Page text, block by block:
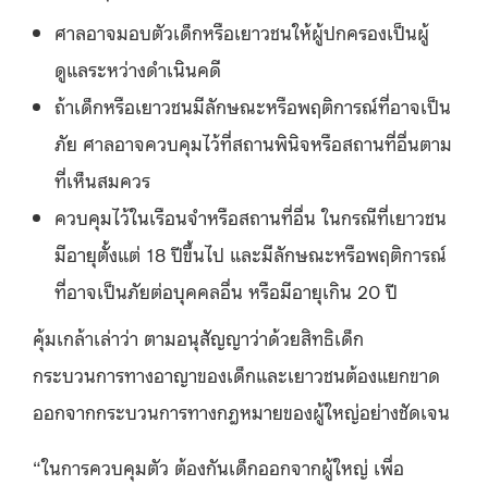
ศาลอาจมอบตัวเด็กหรือเยาวชนให้ผู้ปกครองเป็นผู้
ดูแลระหว่างดำเนินคดี
ถ้าเด็กหรือเยาวชนมีลักษณะหรือพฤติการณ์ที่อาจเป็น
ภัย ศาลอาจควบคุมไว้ที่สถานพินิจหรือสถานที่อื่นตาม
ที่เห็นสมควร
ควบคุมไว้ในเรือนจำหรือสถานที่อื่น ในกรณีที่เยาวชน
มีอายุตั้งแต่ 18 ปีขึ้นไป และมีลักษณะหรือพฤติการณ์
ที่อาจเป็นภัยต่อบุคคลอื่น หรือมีอายุเกิน 20 ปี
คุ้มเกล้าเล่าว่า ตามอนุสัญญาว่าด้วยสิทธิเด็ก
กระบวนการทางอาญาของเด็กและเยาวชนต้องแยกขาด
ออกจากกระบวนการทางกฎหมายของผู้ใหญ่อย่างชัดเจน
“ในการควบคุมตัว ต้องกันเด็กออกจากผู้ใหญ่ เพื่อ